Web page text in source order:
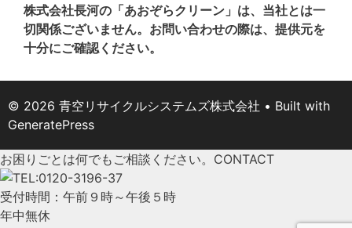
株式会社長河の「あおぞらクリーン」は、当社とは一
切関係ございません。お問い合わせの際は、提供元を
十分にご確認ください。
© 2026 青空リサイクルシステムズ株式会社 • Built with
GeneratePress
お困りごとは何でもご相談ください。 CONTACT
受付時間：午前９時～午後５時
年中無休